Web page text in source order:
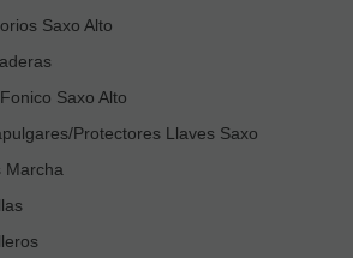
Saxo Alto
Saxo Alto
Protectores Llaves Saxo
Marcha